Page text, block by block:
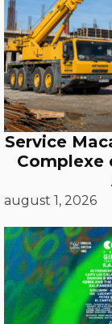
Service
Complexe
august 1, 2026